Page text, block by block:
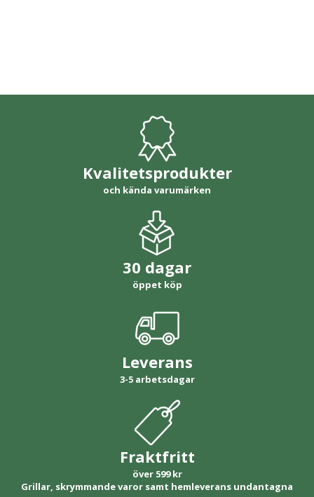
Kvalitetsprodukter
och kända varumärken
30 dagar
öppet köp
Leverans
3-5 arbetsdagar
Fraktfritt
över 599 kr
Grillar, skrymmande varor samt hemleverans undantagna